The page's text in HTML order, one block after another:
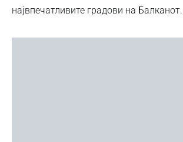
највпечатливите градови на Балканот.